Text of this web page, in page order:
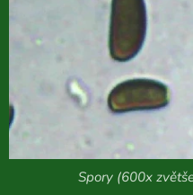
Spory (600x